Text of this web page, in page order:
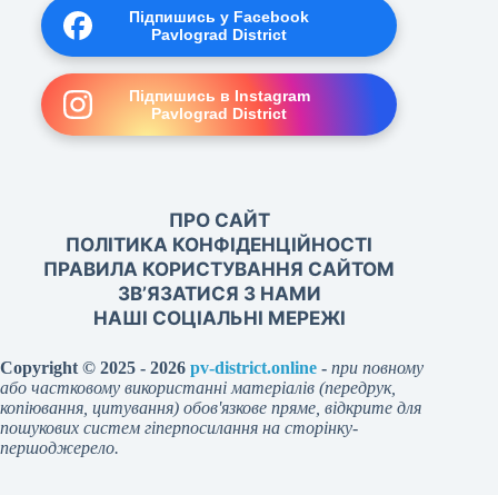
Підпишись у Facebook
Pavlograd District
Підпишись в Instagram
Pavlograd District
ПРО САЙТ
ПОЛІТИКА КОНФІДЕНЦІЙНОСТІ
ПРАВИЛА КОРИСТУВАННЯ САЙТОМ
ЗВ’ЯЗАТИСЯ З НАМИ
НАШІ СОЦІАЛЬНІ МЕРЕЖІ
Copyright © 2025 - 2026 pv-district.online - при повному
або частковому використанні матеріалів (передрук,
копіювання, цитування) обов'язкове пряме, відкрите для
пошукових систем гіперпосилання на сторінку-
першоджерело.